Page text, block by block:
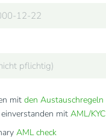
mit den Austauschregeln
einverstanden mit AML/KYC
AML check